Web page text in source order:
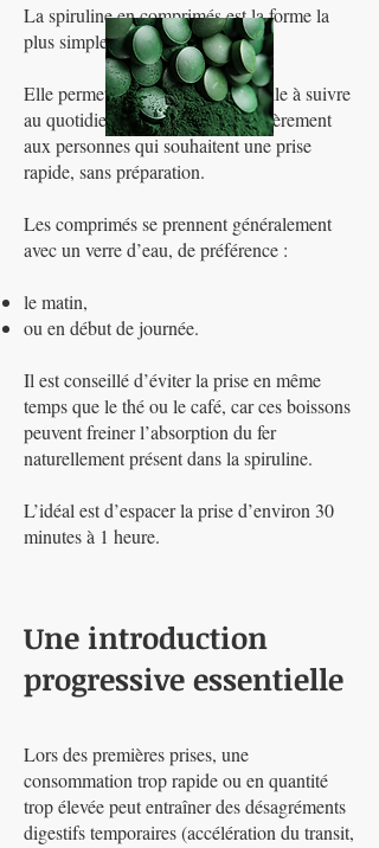
La spiruline en comprimés est la forme la
plus simple et la plus pratique.
Elle permet un dosage précis, facile à suivre
au quotidien, et convient particulièrement
aux personnes qui souhaitent une prise
rapide, sans préparation.
Les comprimés se prennent généralement
avec un verre d’eau, de préférence :
le matin,
ou en début de journée.
Il est conseillé d’éviter la prise en même
temps que le thé ou le café, car ces boissons
peuvent freiner l’absorption du fer
naturellement présent dans la spiruline.
L’idéal est d’espacer la prise d’environ 30
minutes à 1 heure.
Une introduction
progressive essentielle
Lors des premières prises, une
consommation trop rapide ou en quantité
trop élevée peut entraîner des désagréments
digestifs temporaires (accélération du transit,